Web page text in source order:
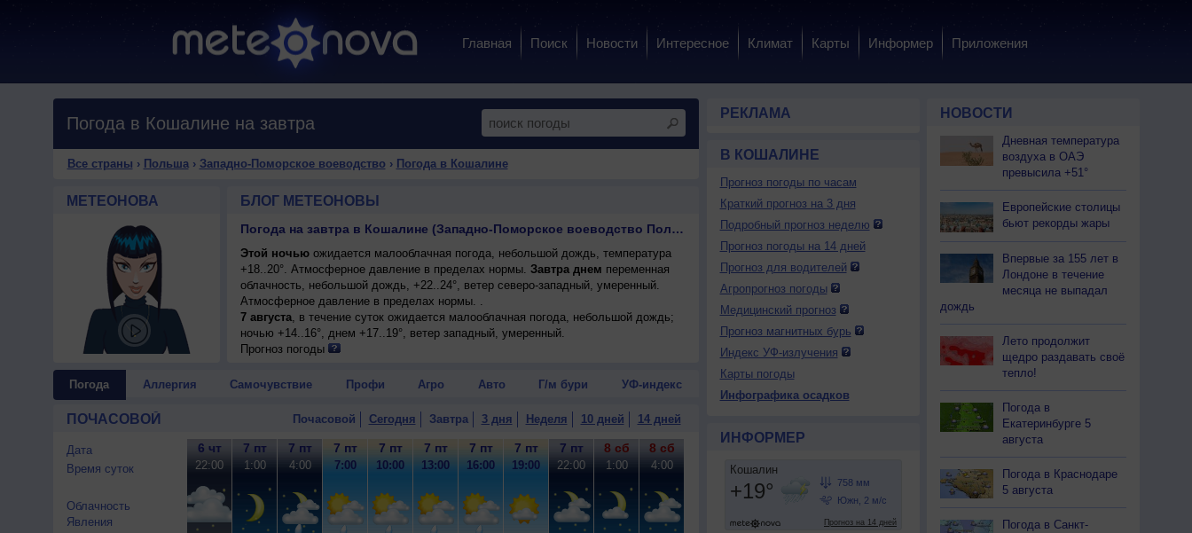
Главная Поиск Новости Интересное Климат Карты Информер Приложения
Погода в Кошалине на завтра
Все страны › Польша› Западно-Поморское воеводство › Погода в Кошалине
МЕТЕОНОВА БЛОГ МЕТЕОНОВЫ
Погода на завтра в Кошалине (Западно-Поморское воеводство Польша)
Этой ночьюожидается малооблачная погода, небольшой дождь, температура
+18..20°. Атмосферное давление в пределах нормы. Завтра днем переменная
облачность, небольшой дождь, +22..24°, ветер северо-западный, умеренный.
Атмосферное давление в пределах нормы. .
7 августа, в течение суток ожидается малооблачная погода, небольшой дождь;
ночью +14..16°, днем +17..19°, ветер западный, умеренный.
Прогноз погоды
Погода Аллергия Самочувствие Профи Агро Авто Г/м бури УФ-индекс
ПОЧАСОВОЙ Почасовой Сегодня Завтра 3 дня Неделя 10 дней 14 дней
Дата
Время суток
Облачность
Явления
6 чт
22:00
7 пт
1:00
7 пт
4:00
7 пт
7:00
7 пт
10:00
7 пт
13:00
7 пт
16:00
7 пт
19:00
7 пт
22:00
8 сб
1:00
8 сб
4:00
РЕКЛАМА
В КОШАЛИНЕ
Прогноз погоды по часам
Краткий прогноз на 3 дня
Подробный прогноз неделю
Прогноз погоды на 14 дней
Прогноз для водителей
Агропрогноз погоды
Медицинский прогноз
Прогноз магнитных бурь
Индекс УФ-излучения
Карты погоды
Инфографика осадков
ИНФОРМЕР
НОВОСТИ
Дневная температура
воздуха в ОАЭ
превысила +51°
Европейские столицы
бьют рекорды жары
Впервые за 155 лет в
Лондоне в течение
месяца не выпадал
дождь
Лето продолжит
щедро раздавать своё
тепло!
Погода в
Екатеринбурге 5
августа
Погода в Краснодаре
5 августа
Погода в Санкт-